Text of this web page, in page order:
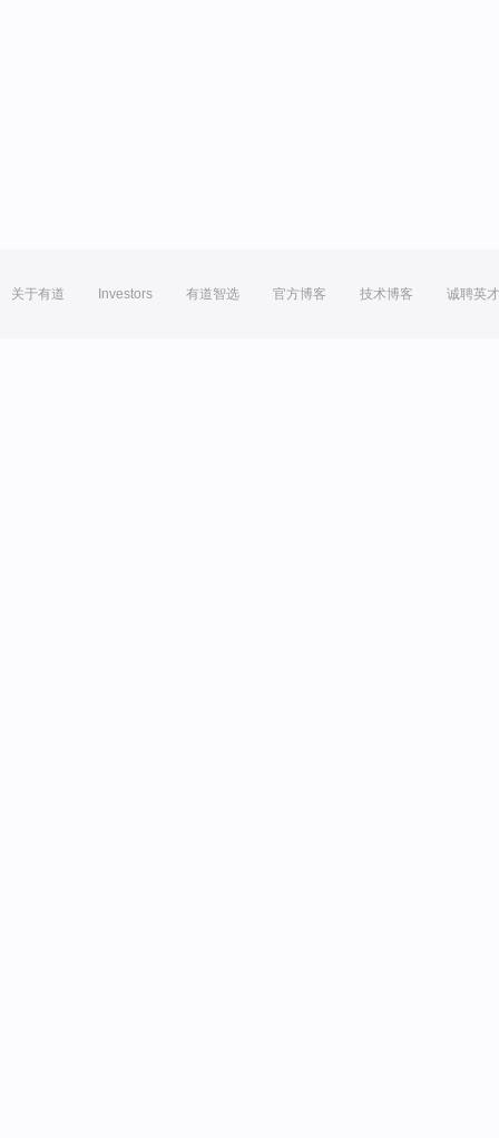
关于有道 Investors 有道智选 官方博客 技术博客 诚聘英才